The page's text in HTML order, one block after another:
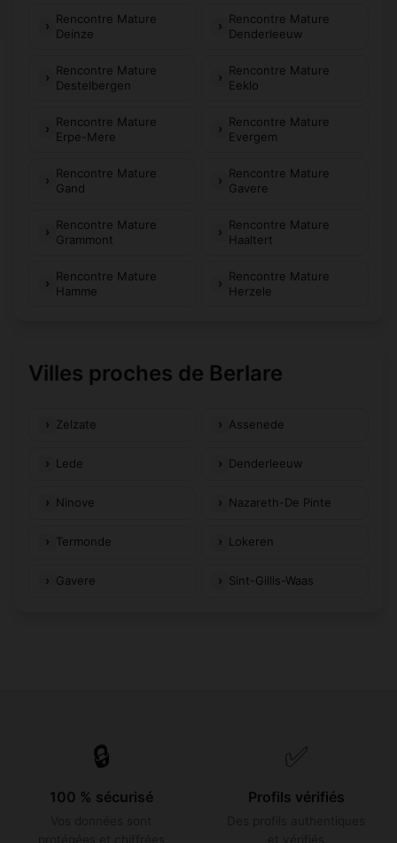
Rencontre Mature
Deinze
Rencontre Mature
Denderleeuw
Rencontre Mature
Destelbergen
Rencontre Mature
Eeklo
Rencontre Mature
Erpe-Mere
Rencontre Mature
Evergem
Rencontre Mature
Gand
Rencontre Mature
Gavere
Rencontre Mature
Grammont
Rencontre Mature
Haaltert
Rencontre Mature
Hamme
Rencontre Mature
Herzele
Villes proches de Berlare
Zelzate Assenede
Lede Denderleeuw
Ninove Nazareth-De Pinte
Termonde Lokeren
Gavere Sint-Gillis-Waas
🔒
100 % sécurisé
✅
Profils vérifiés